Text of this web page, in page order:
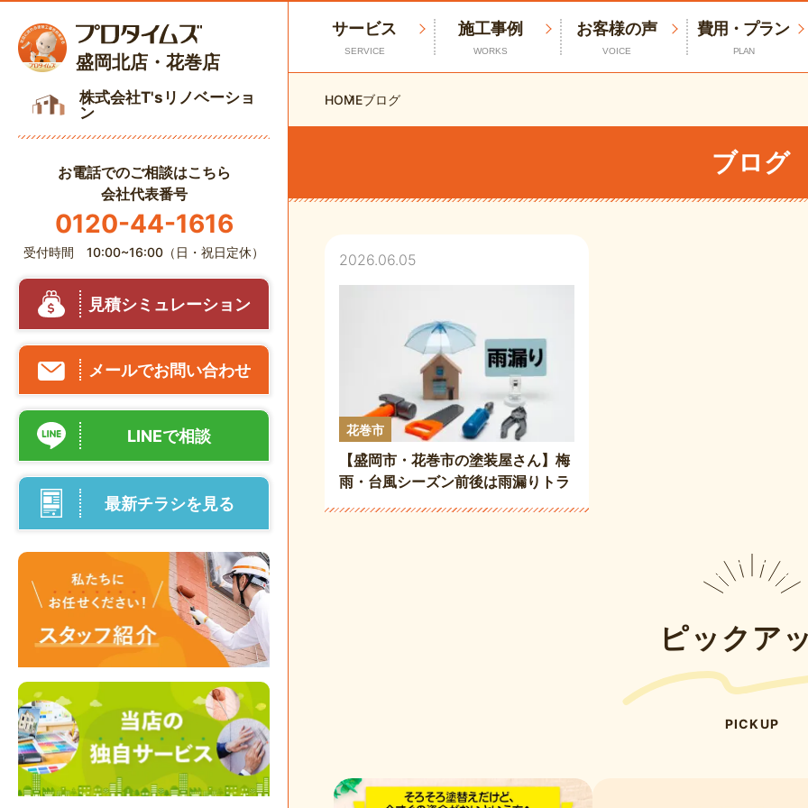
盛岡北店・花巻店
株式会社T'sリノベーショ
ン
お電話でのご相談はこちら
会社代表番号
0120-44-1616
受付時間 10:00~16:00（日・祝日定休）
見積シミュレーション
メールでお問い合わせ
LINEで相談
最新チラシを見る
サービス
SERVICE
施工事例
WORKS
お客様の声
VOICE
費用・プラン
PLAN
HOMEブログ
ブログ
2026.06.05
花巻市
【盛岡市・花巻市の塗装屋さん】梅
雨・台風シーズン前後は雨漏りトラ
ブルが急増😱‼️塗装＆無料点検で住
ピックア
PICKUP